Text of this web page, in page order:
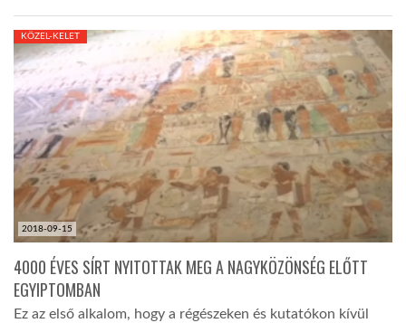
2018-09-15
KÖZEL-KELET
4000 ÉVES SÍRT NYITOTTAK MEG A NAGYKÖZÖNSÉG ELŐTT
EGYIPTOMBAN
Ez az első alkalom, hogy a régészeken és kutatókon kívül